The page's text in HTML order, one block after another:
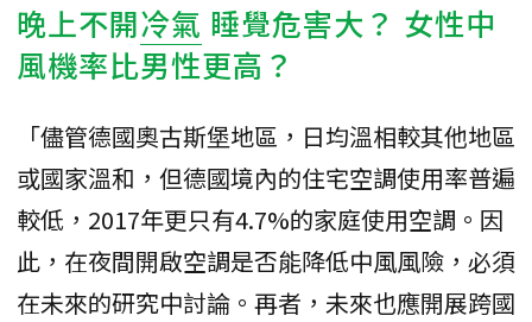
晚上不開冷氣 睡覺危害大？ 女性中
風機率比男性更高？
「儘管德國奧古斯堡地區，日均溫相較其他地區
或國家溫和，但德國境內的住宅空調使用率普遍
較低，2017年更只有4.7%的家庭使用空調。因
此，在夜間開啟空調是否能降低中風風險，必須
在未來的研究中討論。再者，未來也應開展跨國